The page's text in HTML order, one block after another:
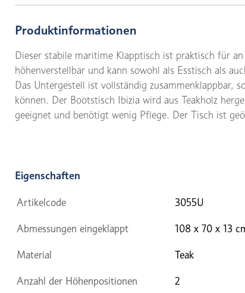
Produktinformationen
Dieser stabile maritime Klapptisch ist praktisch für
höhenverstellbar und kann sowohl als Esstisch als
Das Untergestell ist vollständig zusammenklappbar,
können. Der Bootstisch Ibizia wird aus Teakholz
geeignet und benötigt wenig Pflege. Der Tisch ist
Eigenschaften
Artikelcode 3055U
Abmessungen eingeklappt 108 x 70 x 13
Material Teak
Anzahl der Höhenpositionen 2